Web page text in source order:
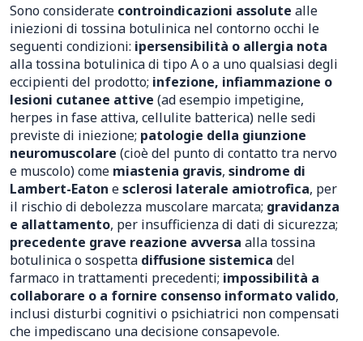
Sono considerate controindicazioni assolute alle
iniezioni di tossina botulinica nel contorno occhi le
seguenti condizioni: ipersensibilità o allergia nota
alla tossina botulinica di tipo A o a uno qualsiasi degli
eccipienti del prodotto; infezione, infiammazione o
lesioni cutanee attive (ad esempio impetigine,
herpes in fase attiva, cellulite batterica) nelle sedi
previste di iniezione; patologie della giunzione
neuromuscolare (cioè del punto di contatto tra nervo
e muscolo) come miastenia gravis, sindrome di
Lambert-Eaton esclerosi laterale amiotrofica, per
il rischio di debolezza muscolare marcata; gravidanza
e allattamento, per insufficienza di dati di sicurezza;
precedente grave reazione avversa alla tossina
botulinica o sospetta diffusione sistemica del
farmaco in trattamenti precedenti; impossibilità a
collaborare o a fornire consenso informato valido,
inclusi disturbi cognitivi o psichiatrici non compensati
che impediscano una decisione consapevole.